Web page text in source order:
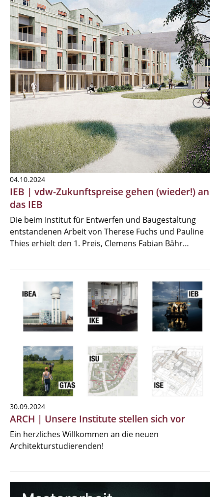
04.10.2024
IEB | vdw-Zukunftspreise gehen (wieder!) an
das IEB
Die beim Institut für Entwerfen und Baugestaltung
entstandenen Arbeit von Therese Fuchs und Pauline
Thies erhielt den 1. Preis, Clemens Fabian Bähr…
30.09.2024
ARCH | Unsere Institute stellen sich vor
Ein herzliches Willkommen an die neuen
Architekturstudierenden!